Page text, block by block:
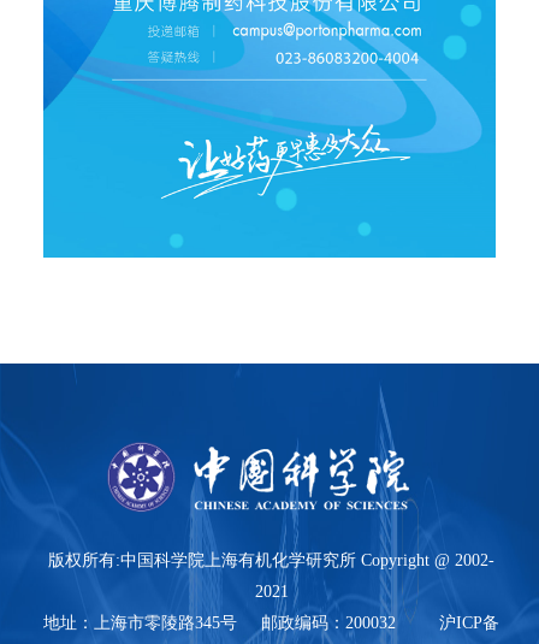
版权所有:中国科学院上海有机化学研究所 Copyright @ 2002-
2021
地址：上海市零陵路345号 邮政编码：200032 沪ICP备